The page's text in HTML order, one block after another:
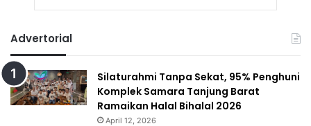
Advertorial
Silaturahmi Tanpa Sekat, 95% Penghuni
Komplek Samara Tanjung Barat
Ramaikan Halal Bihalal 2026
April 12, 2026